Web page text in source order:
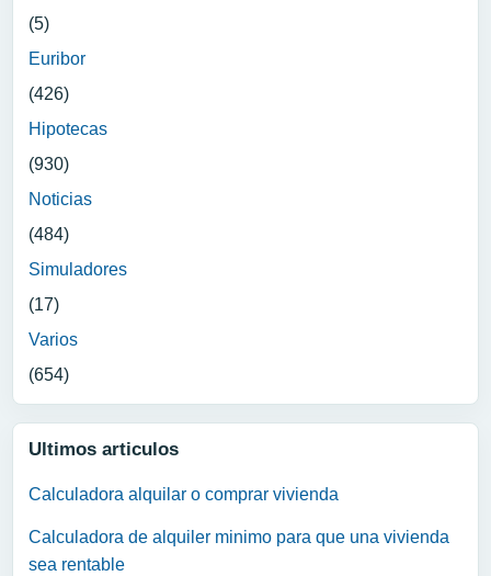
(5)
Euribor
(426)
Hipotecas
(930)
Noticias
(484)
Simuladores
(17)
Varios
(654)
Ultimos articulos
Calculadora alquilar o comprar vivienda
Calculadora de alquiler minimo para que una vivienda
sea rentable